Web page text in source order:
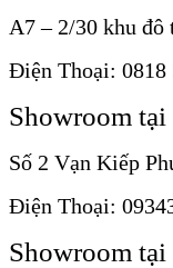
A7 – 2/30 khu
Điện Thoại: 0818
Showroom
Số 2 Vạn Kiếp
Điện Thoại:
Showroom tại